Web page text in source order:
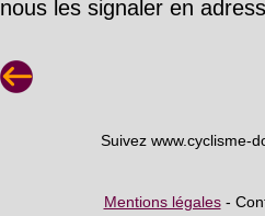
nous les signaler en
Suivez www.cyclisme-
Mentions légales-